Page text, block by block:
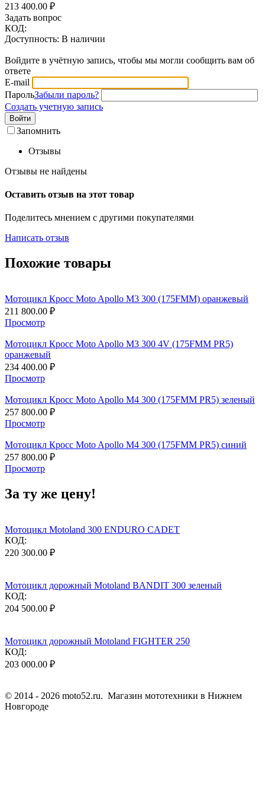
213 400.00 ₽
Задать вопрос
КОД:
Доступность: В наличии
Войдите в учётную запись, чтобы мы могли сообщить вам об
ответе
E-mail
ПарольЗабыли пароль?
Создать учетную запись
Войти
Запомнить
Отзывы
Отзывы не найдены
Оставить отзыв на этот товар
Поделитесь мнением с другими покупателями
Написать отзыв
Похожие товары
Мотоцикл Кросс Moto Apollo M3 300 (175FMM) оранжевый
211 800.00 ₽
Просмотр
Мотоцикл Кросс Moto Apollo M3 300 4V (175FMM PR5)
оранжевый
234 400.00 ₽
Просмотр
Мотоцикл Кросс Moto Apollo M4 300 (175FMM PR5) зеленый
257 800.00 ₽
Просмотр
Мотоцикл Кросс Moto Apollo M4 300 (175FMM PR5) синий
257 800.00 ₽
Просмотр
За ту же цену!
Мотоцикл Motoland 300 ENDURO CADET
КОД:
220 300.00 ₽
Мотоцикл дорожный Motoland BANDIT 300 зеленый
КОД:
204 500.00 ₽
Мотоцикл дорожный Motoland FIGHTER 250
КОД:
203 000.00 ₽
© 2014 - 2026 moto52.ru. Магазин мототехники в Нижнем
Новгороде